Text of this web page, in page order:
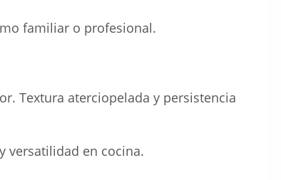
familiar o profesional.
Textura aterciopelada y persistencia
versatilidad en cocina.